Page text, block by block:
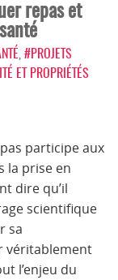
repas et
#PROJETS
ET PROPRIÉTÉS
participe aux
la prise en
dire qu’il
scientifique
sa
véritablement
l’enjeu du